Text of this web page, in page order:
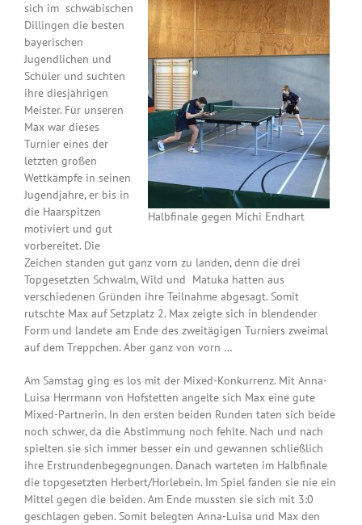
Halbfinale gegen Michi Endhart
sich im schwäbischen
Dillingen die besten
bayerischen
Jugendlichen und
Schüler und suchten
ihre diesjährigen
Meister. Für unseren
Max war dieses
Turnier eines der
letzten großen
Wettkämpfe in seinen
Jugendjahre, er bis in
die Haarspitzen
motiviert und gut
vorbereitet. Die
Zeichen standen gut ganz vorn zu landen, denn die drei
Topgesetzten Schwalm, Wild und Matuka hatten aus
verschiedenen Gründen ihre Teilnahme abgesagt. Somit
rutschte Max auf Setzplatz 2. Max zeigte sich in blendender
Form und landete am Ende des zweitägigen Turniers zweimal
auf dem Treppchen. Aber ganz von vorn …
Am Samstag ging es los mit der Mixed-Konkurrenz. Mit Anna-
Luisa Herrmann von Hofstetten angelte sich Max eine gute
Mixed-Partnerin. In den ersten beiden Runden taten sich beide
noch schwer, da die Abstimmung noch fehlte. Nach und nach
spielten sie sich immer besser ein und gewannen schließlich
ihre Erstrundenbegegnungen. Danach warteten im Halbfinale
die topgesetzten Herbert/Horlebein. Im Spiel fanden sie nie ein
Mittel gegen die beiden. Am Ende mussten sie sich mit 3:0
geschlagen geben. Somit belegten Anna-Luisa und Max den